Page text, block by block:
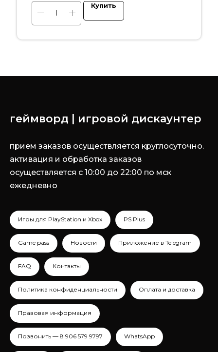
Купить
геймворд | игровой дискаунтер
прием заказов осуществляется круглосуточно.
активация и обработка заказов
осуществляется с 10:00 до 22:00 по мск
ежедневно
Игры для PlayStation и Xbox PS Plus
Game pass Новости Приложение в Telegram
FAQ Контакты
Политика конфиденциальности Оплата и доставка
Правовая информация
Позвонить — 8 906 579 9797 WhatsApp